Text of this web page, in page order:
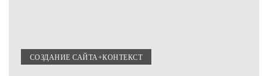
СОЗДАНИЕ САЙТА+КОНТЕКСТ